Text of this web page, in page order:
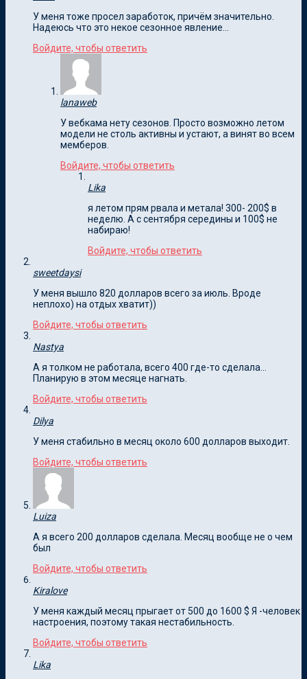
У меня тоже просел заработок, причём значительно.
Надеюсь что это некое сезонное явление…
Войдите, чтобы ответить
lanaweb
У вебкама нету сезонов. Просто возможно летом
модели не столь активны и устают, а винят во всем
мемберов.
Войдите, чтобы ответить
Lika
я летом прям рвала и метала! 300- 200$ в
неделю. А с сентября середины и 100$ не
набираю!
Войдите, чтобы ответить
sweetdaysi
У меня вышло 820 долларов всего за июль. Вроде
неплохо) на отдых хватит))
Войдите, чтобы ответить
Nastya
А я толком не работала, всего 400 где-то сделала…
Планирую в этом месяце нагнать.
Войдите, чтобы ответить
Dilya
У меня стабильно в месяц около 600 долларов выходит.
Войдите, чтобы ответить
Luiza
А я всего 200 долларов сделала. Месяц вообще не о чем
был
Войдите, чтобы ответить
Kiralove
У меня каждый месяц прыгает от 500 до 1600 $ Я -человек
настроения, поэтому такая нестабильность.
Войдите, чтобы ответить
Lika